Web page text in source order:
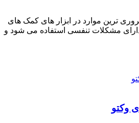
ترین موارد در ابزار های کمک های
دارای مشکلات تنفسی استفاده می شود و
وکتو